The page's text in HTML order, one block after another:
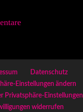
Datenschutz
Einstellungen ändern
Privatsphäre-Einstellungen
widerrufen